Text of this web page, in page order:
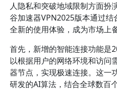
人隐私和突破地域限制方面扮
谷加速器VPN2025版本通过
全新的使用体验，成为市场上
首先，新增的智能连接功能是
以根据用户的网络环境和访问
器节点，实现极速连接。这一
研发的AI算法，结合全球数百